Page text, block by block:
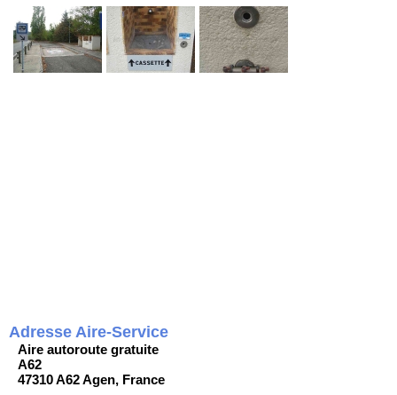
Adresse Aire-Service
Aire autoroute gratuite
A62
47310 A62 Agen, France